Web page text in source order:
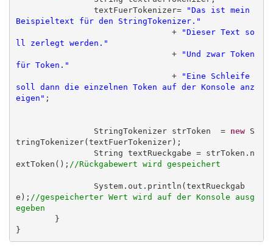
		textFuerTokenizer=
"Das ist mein
Beispieltext für den StringTokenizer."
				+
"Dieser Text so
ll zerlegt werden."
				+
"Und zwar Token
für Token."
				+
"Eine Schleife
soll dann die einzelnen Token auf der Konsole anz
eigen" ;
		StringTokenizer strToken  =
new S
tringTokenizer(textFuerTokenizer);
extToken(); //Rückgabewert wird gespeichert
e); //gespeicherter Wert wird auf der Konsole ausg
egeben